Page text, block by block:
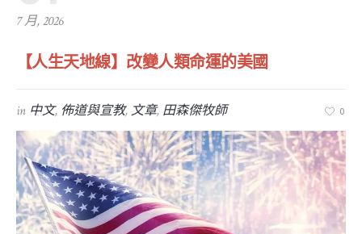
7 月, 2026
【人生天地線】改變人類命運的美國
in 中文, 佈道與宣教,文章, 田森傑牧師 0